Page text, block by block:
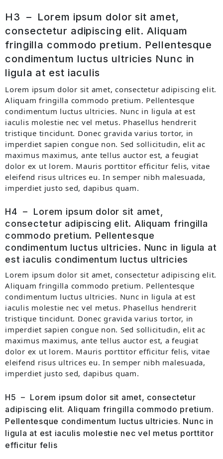
H3 – Lorem ipsum dolor sit amet,
consectetur adipiscing elit. Aliquam
fringilla commodo pretium. Pellentesque
condimentum luctus ultricies Nunc in
ligula at est iaculis
Lorem ipsum dolor sit amet, consectetur adipiscing elit.
Aliquam fringilla commodo pretium. Pellentesque
condimentum luctus ultricies. Nunc in ligula at est
iaculis molestie nec vel metus. Phasellus hendrerit
tristique tincidunt. Donec gravida varius tortor, in
imperdiet sapien congue non. Sed sollicitudin, elit ac
maximus maximus, ante tellus auctor est, a feugiat
dolor ex ut lorem. Mauris porttitor efficitur felis, vitae
eleifend risus ultrices eu. In semper nibh malesuada,
imperdiet justo sed, dapibus quam.
H4 – Lorem ipsum dolor sit amet,
consectetur adipiscing elit. Aliquam fringilla
commodo pretium. Pellentesque
condimentum luctus ultricies. Nunc in ligula at
est iaculis condimentum luctus ultricies
Lorem ipsum dolor sit amet, consectetur adipiscing elit.
Aliquam fringilla commodo pretium. Pellentesque
condimentum luctus ultricies. Nunc in ligula at est
iaculis molestie nec vel metus. Phasellus hendrerit
tristique tincidunt. Donec gravida varius tortor, in
imperdiet sapien congue non. Sed sollicitudin, elit ac
maximus maximus, ante tellus auctor est, a feugiat
dolor ex ut lorem. Mauris porttitor efficitur felis, vitae
eleifend risus ultrices eu. In semper nibh malesuada,
imperdiet justo sed, dapibus quam.
H5 – Lorem ipsum dolor sit amet, consectetur
adipiscing elit. Aliquam fringilla commodo pretium.
Pellentesque condimentum luctus ultricies. Nunc in
ligula at est iaculis molestie nec vel metus porttitor
efficitur felis